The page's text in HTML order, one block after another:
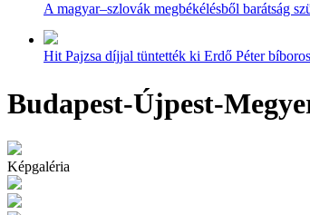
A magyar–szlovák megbékélésből barátság
Hit Pajzsa díjjal tüntették ki Erdő Péter
Budapest-Újpest-
Képgaléria